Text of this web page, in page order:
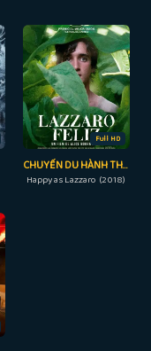
Full HD
CHUYẾN DU HÀNH THỜI GIAN CỦA LAZZARO
Happy as Lazzaro (2018)